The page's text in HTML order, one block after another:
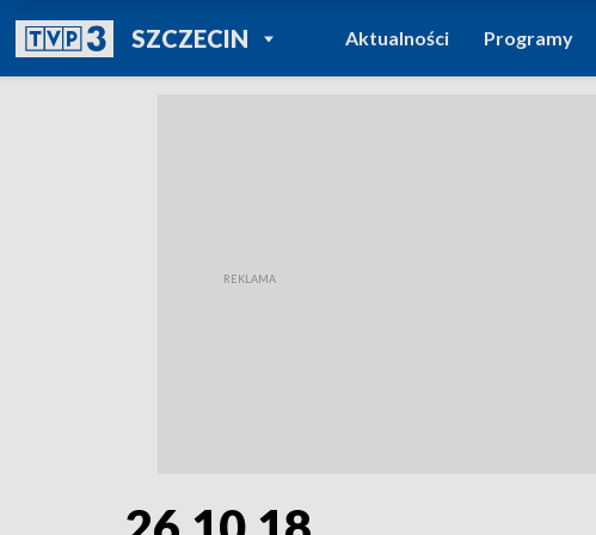
SZCZECINPOWRÓT DO
TVP REGIONY
Aktualności Programy